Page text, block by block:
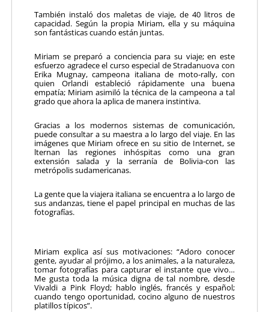
También instaló dos maletas de viaje, de 40 litros de
capacidad. Según la propia Miriam, ella y su máquina
son fantásticas cuando están juntas.
Miriam se preparó a conciencia para su viaje; en este
esfuerzo agradece el curso especial de Stradanuova con
Erika Mugnay, campeona italiana de moto-rally, con
quien Orlandi estableció rápidamente una buena
empatía; Miriam asimiló la técnica de la campeona a tal
grado que ahora la aplica de manera instintiva.
Gracias a los modernos sistemas de comunicación,
puede consultar a su maestra a lo largo del viaje. En las
imágenes que Miriam ofrece en su sitio de Internet, se
lternan las regiones inhóspitas como una gran
extensión salada y la serranía de Bolivia-con las
metrópolis sudamericanas.
La gente que la viajera italiana se encuentra a lo largo de
sus andanzas, tiene el papel principal en muchas de las
fotografías.
Miriam explica así sus motivaciones: “Adoro conocer
gente, ayudar al prójimo, a los animales, a la naturaleza,
tomar fotografías para capturar el instante que vivo…
Me gusta toda la música digna de tal nombre, desde
Vivaldi a Pink Floyd; hablo inglés, francés y español;
cuando tengo oportunidad, cocino alguno de nuestros
platillos típicos”.